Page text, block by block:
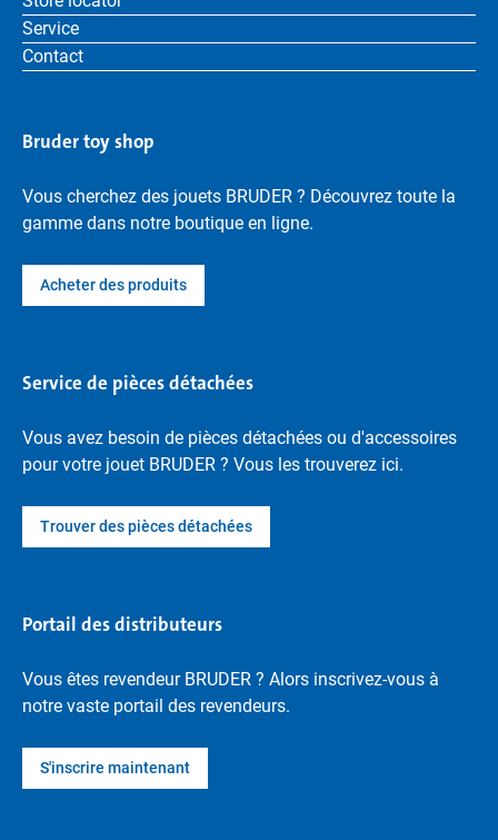
Service
Contact
Bruder toy shop
Vous cherchez des jouets BRUDER ? Découvrez toute la
gamme dans notre boutique en ligne.
Acheter des produits
Service de pièces détachées
Vous avez besoin de pièces détachées ou d'accessoires
pour votre jouet BRUDER ? Vous les trouverez ici.
Trouver des pièces détachées
Portail des distributeurs
Vous êtes revendeur BRUDER ? Alors inscrivez-vous à
notre vaste portail des revendeurs.
S'inscrire maintenant